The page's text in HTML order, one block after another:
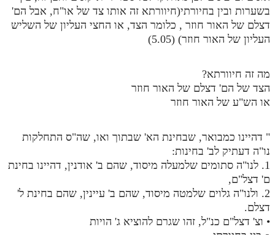
בשערות ובין בחיורתי(חיוורתא זה אותו צד של או"ח, אבל הם'
דצלם של האור חוזר , כלומר הצד, או החצי העליון של השליש
העליון של האור חוזר) (5.05)
מה זה חיוורתא?
הצד של הם' דצלם של האור חוזר
או הש"ע של האור חוזר
" דהיינו כמבואר, שבחינת הא' שבתוך ואו, שה"ס התחלקות
נו"ה דעתיק לב' בחינות:
1. לנו"ה סתומים שלמעלה מיסוד, שהם ב' אודנין, דהיינו בחינת
ם' דצל"ם,
2. ולנו"ה גלוים שלמטה מיסוד, שהם ב' עיינין, שהם בחינת ל'
דצלם.
• וצ' דצל"ם כנ"ל, זהו שגרם להוציא ג' הויות